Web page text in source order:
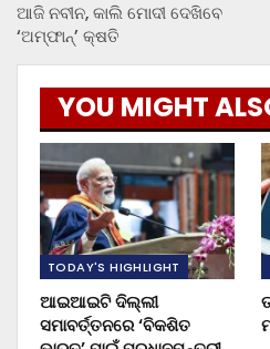
ଆଜି ନବୀନ, କାଲି ମୋଦୀ ଦେଖିବେ
‘ଅମ୍ଫାନ୍’ କ୍ଷତି
YOU MIGHT
TODAY'S HIGHLIGHT
ଆଇଆଇଟି ଦିଲ୍ଲୀ
ସମାବର୍ତ୍ତନରେ ‘ବିକଶିତ